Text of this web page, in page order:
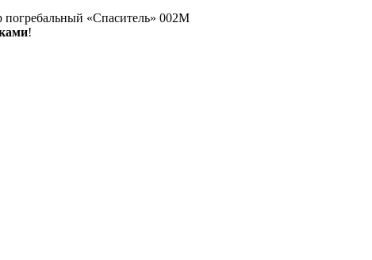
погребальный «Спаситель» 002М
!